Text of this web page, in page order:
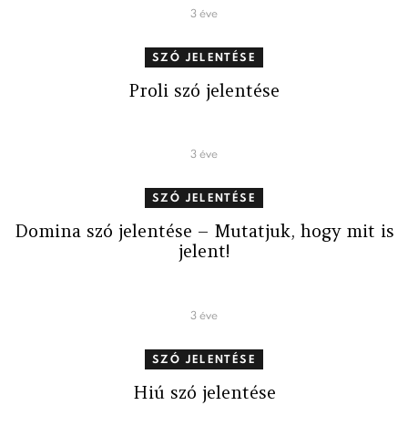
3 éve
SZÓ JELENTÉSE
Proli szó jelentése
3 éve
SZÓ JELENTÉSE
Domina szó jelentése – Mutatjuk, hogy mit is
jelent!
3 éve
SZÓ JELENTÉSE
Hiú szó jelentése